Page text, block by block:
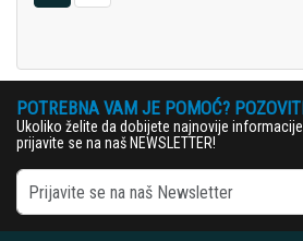
POTREBNA VAM JE POMOĆ?
Ukoliko želite da dobijete najnovije
prijavite se na naš NEWSLETTER!